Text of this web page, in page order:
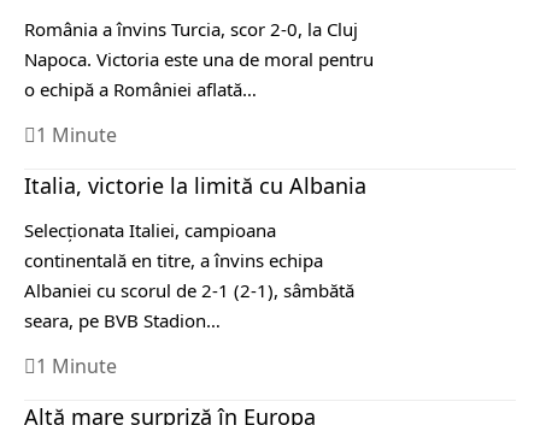
România a învins Turcia, scor 2-0, la Cluj
Napoca. Victoria este una de moral pentru
o echipă a României aflată…
1 Minute
Italia, victorie la limită cu Albania
Selecţionata Italiei, campioana
continentală en titre, a învins echipa
Albaniei cu scorul de 2-1 (2-1), sâmbătă
seara, pe BVB Stadion…
1 Minute
Altă mare surpriză în Europa